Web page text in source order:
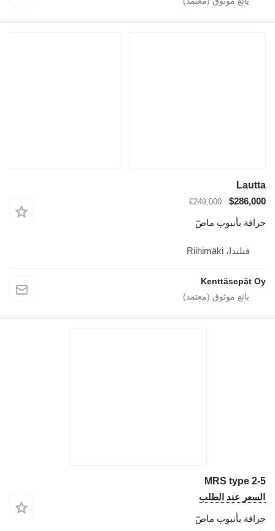
Lautta
$286,000
€249,000
جرافة بأنبوب ماصّ
فنلندا، Riihimäki
Kenttäsepät Oy
MRS type 2-5
السعر عند الطلب
جرافة بأنبوب ماصّ